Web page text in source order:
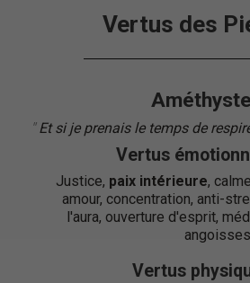
Vertus des
Améthyste
"Et si je prenais le temps de
Vertus
Justice, paix intérieure,
amour, concentration, anti-
l'aura, ouverture d'esprit,
angoisses
Vertus